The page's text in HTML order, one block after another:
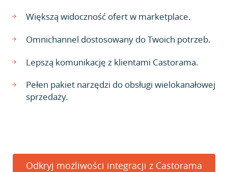
Większą widoczność ofert w marketplace.
Omnichannel dostosowany do Twoich potrzeb.
Lepszą komunikację z klientami Castorama.
Pełen pakiet narzędzi do obsługi wielokanałowej
sprzedaży.
Odkryj możliwości integracji z Castorama